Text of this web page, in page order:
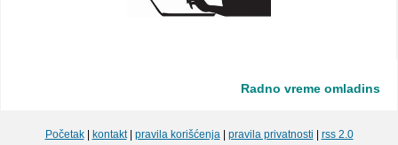
Radno vreme omladinske
Početak| kontakt| pravila korišćenja| pravila privatnosti rss 2.0